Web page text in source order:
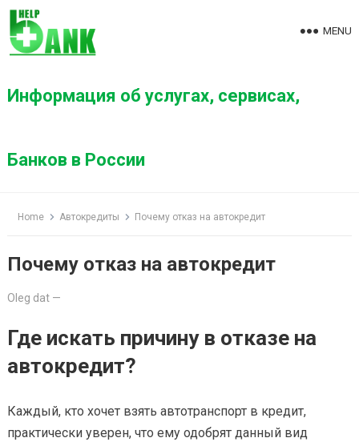
Информация об услугах, сервисах,
Банков в России
MENU
Home Автокредиты Почему отказ на автокредит
Почему отказ на автокредит
Oleg dat—
Где искать причину в отказе на
автокредит?
Каждый, кто хочет взять автотранспорт в кредит,
практически уверен, что ему одобрят данный вид